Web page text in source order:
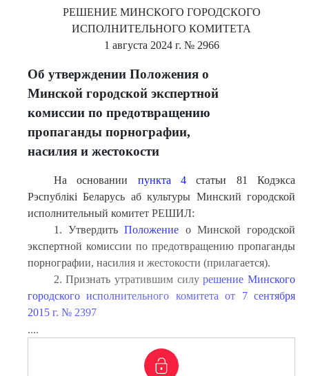
РЕШЕНИЕ МИНСКОГО ГОРОДСКОГО
ИСПОЛНИТЕЛЬНОГО КОМИТЕТА
1 августа 2024 г. № 2966
Об утверждении Положения о
Минской городской экспертной
комиссии по предотвращению
пропаганды порнографии,
насилия и жестокости
На основании пункта 4статьи 81 Кодэкса
Рэспублікі Беларусь аб культуры Минский городской
исполнительный комитет РЕШИЛ:
1. УтвердитьПоложение о Минской городской
экспертной комиссии по предотвращению пропаганды
порнографии, насилия и жестокости (прилагается).
2. Признать утратившим силурешение Минского
городского исполнительного комитета от 7 сентября
2015 г. № 2397
....